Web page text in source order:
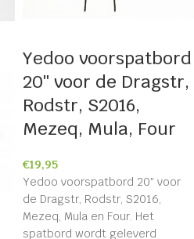
Yedoo voorspatbord
20″ voor de Dragstr,
Rodstr, S2016,
Mezeq, Mula, Four
€19,95
Yedoo voorspatbord 20″ voor
de Dragstr, Rodstr, S2016,
Mezeq, Mula en Four. Het
spatbord wordt geleverd